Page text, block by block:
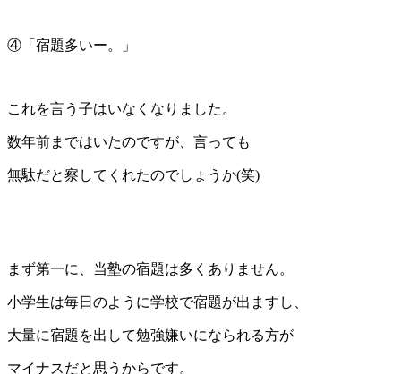
④「宿題多いー。」
これを言う子はいなくなりました。
数年前まではいたのですが、言っても
無駄だと察してくれたのでしょうか(笑)
まず第一に、当塾の宿題は多くありません。
小学生は毎日のように学校で宿題が出ますし、
大量に宿題を出して勉強嫌いになられる方が
マイナスだと思うからです。